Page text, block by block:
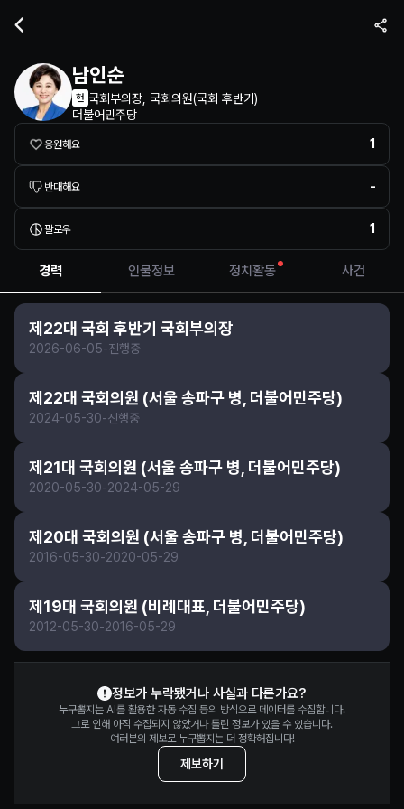
정치인 프로필 정보
남인순
현 국회부의장, 국회의원(국회 후반기)
더불어민주당
응원해요 1
반대해요 -
팔로우 1
경력 인물정보 정치활동 사건
제22대 국회 후반기 국회부의장
2026-06-05-진행중
제22대 국회의원 (서울 송파구 병, 더불어민주당)
2024-05-30-진행중
제21대 국회의원 (서울 송파구 병, 더불어민주당)
2020-05-30-2024-05-29
제20대 국회의원 (서울 송파구 병, 더불어민주당)
2016-05-30-2020-05-29
제19대 국회의원 (비례대표, 더불어민주당)
2012-05-30-2016-05-29
정보가 누락됐거나 사실과 다른가요?
누구뽑지는 AI를 활용한 자동 수집 등의 방식으로 데이터를 수집합니다.
그로 인해 아직 수집되지 않았거나 틀린 정보가 있을 수 있습니다.
여러분의 제보로 누구뽑지는 더 정확해집니다!
제보하기